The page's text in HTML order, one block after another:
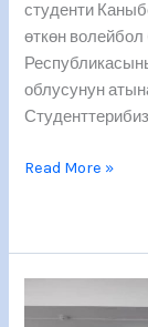
студенти
өткөн
облусунун
Read More »
MBA»